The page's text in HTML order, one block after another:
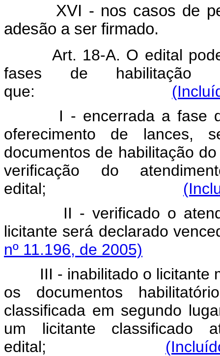
XVI - nos casos de
adesão a ser firmado.
Art. 18-A. O edital
fases de habilitação
que:
I - encerrada a fase
oferecimento de lances,
documentos de habilitação
verificação do
edital;
II - verificado o
licitante será
nº 11.196, de 2005)
III - inabilitado o licitante
os documentos
classificada em segundo
um licitante classificado
edital;